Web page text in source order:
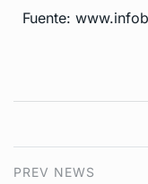
Fuente:
PREV NEWS